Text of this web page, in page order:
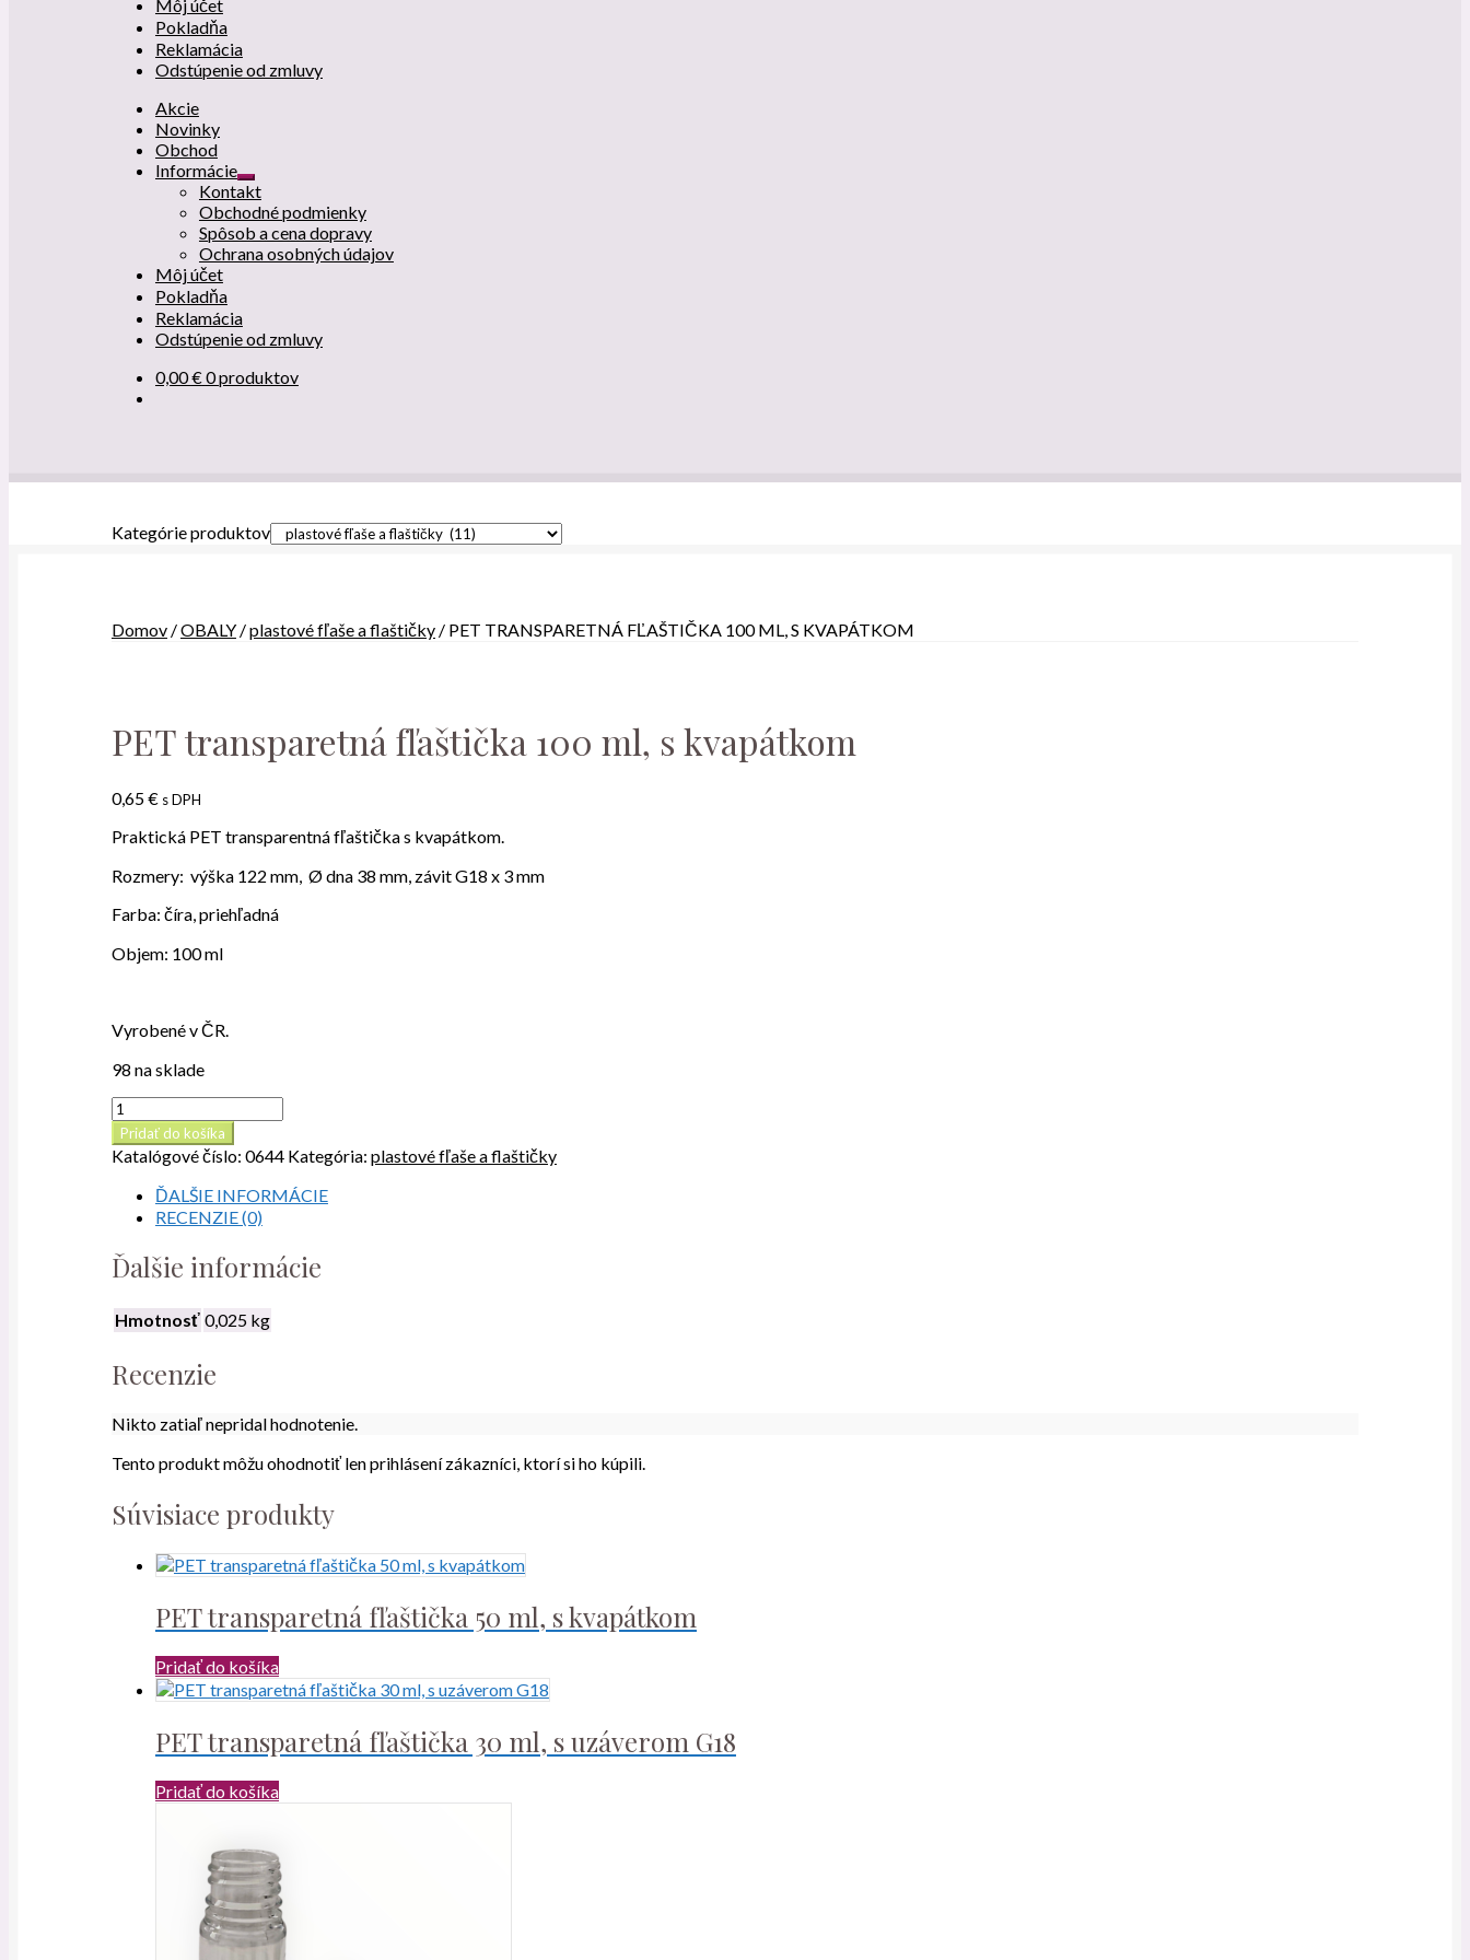
Môj účet
Pokladňa
Reklamácia
Odstúpenie od zmluvy
Akcie
Novinky
Obchod
Informácie
Rozbaliť
podradené
menu
Kontakt
Obchodné podmienky
Spôsob a cena dopravy
Ochrana osobných údajov
Môj účet
Pokladňa
Reklamácia
Odstúpenie od zmluvy
0,00€0 produktov
Kategórie produktov
Domov/OBALY/plastové fľaše a flaštičky/ PET TRANSPARETNÁ FĽAŠTIČKA 100 ML, S KVAPÁTKOM
PET transparetná fľaštička 100 ml, s kvapátkom
0,65€ s DPH
Praktická PET transparentná fľaštička s kvapátkom.
Rozmery: výška 122 mm, Ø dna 38 mm, závit G18 x 3 mm
Farba: číra, priehľadná
Objem: 100 ml
Vyrobené v ČR.
98 na sklade
množstvo
PET
transparetná
fľaštička
100
kvapátkom
Pridať do košíka
Katalógové číslo: 0644 Kategória: plastové fľaše a flaštičky
ĎALŠIE INFORMÁCIE
RECENZIE (0)
Ďalšie informácie
Hmotnosť 0,025 kg
Recenzie
Nikto zatiaľ nepridal hodnotenie.
Tento produkt môžu ohodnotiť len prihlásení zákazníci, ktorí si ho kúpili.
Súvisiace produkty
PET transparetná fľaštička 50 ml, s kvapátkom
Pridať do košíka
PET transparetná fľaštička 30 ml, s uzáverom G18
Pridať do košíka